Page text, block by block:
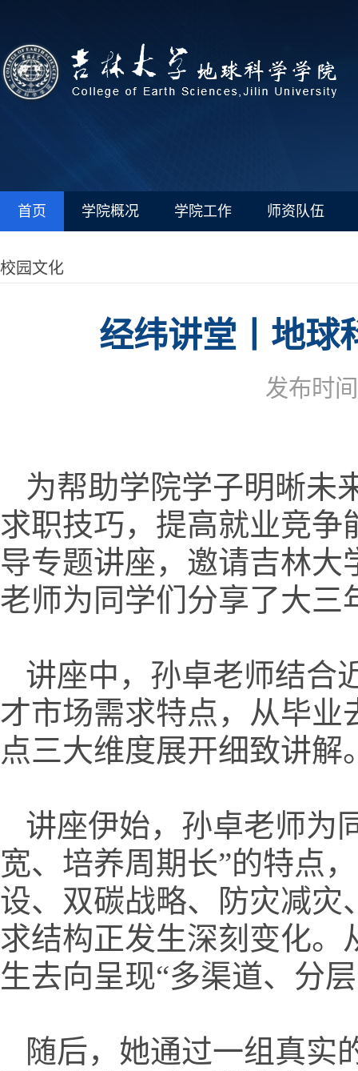
首页 学院概况 学院工作 师资队伍
校园文化
经纬讲堂丨地球
发布时
为帮助学院学子明晰未
求职技巧，提高就业竞争
导专题讲座，邀请吉林
老师为同学们分享了大三
讲座中，孙卓老师结合
才市场需求特点，从毕业
点三大维度展开细致讲解
讲座伊始，孙卓老师为
宽、培养周期长”的特点
设、双碳战略、防灾减灾
求结构正发生深刻变化
生去向呈现“多渠道、分
随后，她通过一组真实